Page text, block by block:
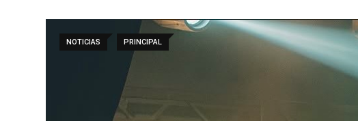
NOTICIAS PRINCIPAL